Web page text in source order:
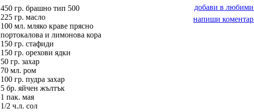
450 гр. брашно тип 500
225 гр. масло
100 мл. мляко краве прясно
портокалова и лимонова кора
150 гр. стафиди
150 гр. орехови ядки
50 гр. захар
70 мл. ром
100 гр. пудра захар
5 бр. яйчен жълтък
1 пак. мая
1/2 ч.л. сол
добави в любими
напиши коментар